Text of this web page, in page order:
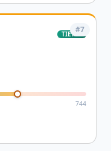
#7
TIER-1
744